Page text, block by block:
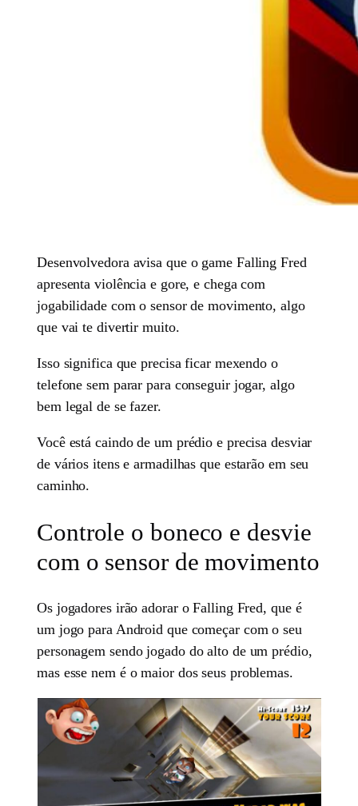
Desenvolvedora avisa que o game Falling Fred
apresenta violência e gore, e chega com
jogabilidade com o sensor de movimento, algo
que vai te divertir muito.
Isso significa que precisa ficar mexendo o
telefone sem parar para conseguir jogar, algo
bem legal de se fazer.
Você está caindo de um prédio e precisa desviar
de vários itens e armadilhas que estarão em seu
caminho.
Controle o boneco e desvie
com o sensor de movimento
Os jogadores irão adorar o Falling Fred, que é
um jogo para Android que começar com o seu
personagem sendo jogado do alto de um prédio,
mas esse nem é o maior dos seus problemas.